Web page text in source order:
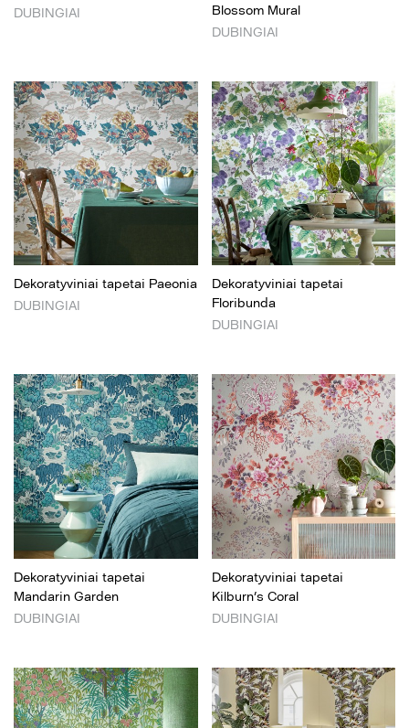
DUBINGIAI
Blossom Mural
DUBINGIAI
Dekoratyviniai tapetai Paeonia
DUBINGIAI
Dekoratyviniai tapetai
Floribunda
DUBINGIAI
Dekoratyviniai tapetai
Mandarin Garden
DUBINGIAI
Dekoratyviniai tapetai
Kilburn’s Coral
DUBINGIAI